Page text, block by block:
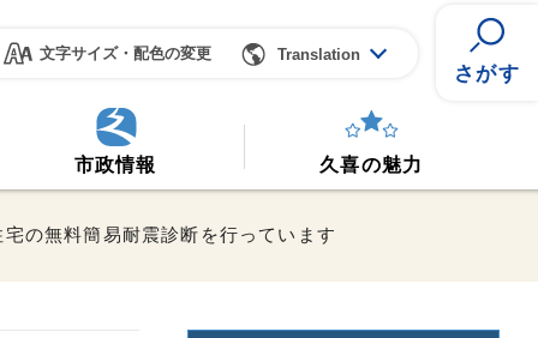
文字サイズ・配色の変更 Translation
さがす
市政情報 久喜の魅力
の無料簡易耐震診断を行っています